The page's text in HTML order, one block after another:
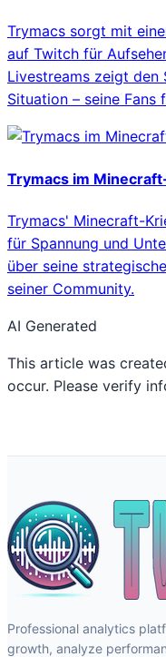
Trymacs sorgt mit
auf Twitch für
Livestreams zeigt den
Situation – seine Fans
Trymacs im
Trymacs' Minecraft-
für Spannung und
über seine
seiner Community.
AI Generated
This article was
occur. Please verify
Professional analytics
growth, analyze